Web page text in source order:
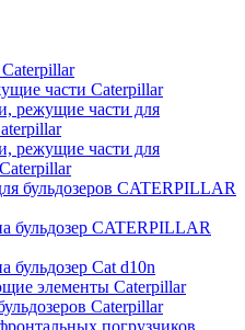
части Caterpillar
режущие части для
режущие части для
бульдозеров CATERPILLAR
бульдозер CATERPILLAR
бульдозер Сat d10n
элементы Caterpillar
Caterpillar
погрузчиков